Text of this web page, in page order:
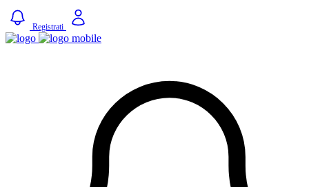
Registrati